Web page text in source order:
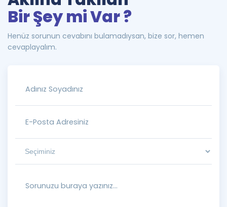
Bir Şey mi Var ?
Henüz sorunun cevabını bulamadıysan, bize sor, hemen
cevaplayalım.